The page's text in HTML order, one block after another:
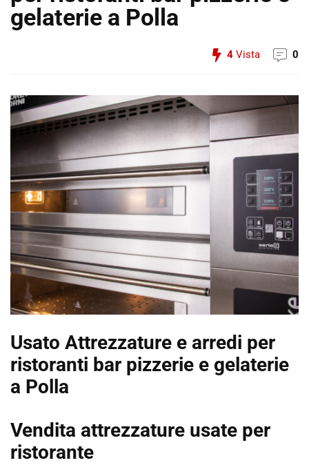
gelaterie a Polla
4 Vista 0
Usato Attrezzature e arredi per
ristoranti bar pizzerie e gelaterie
a Polla
Vendita attrezzature usate per
ristorante